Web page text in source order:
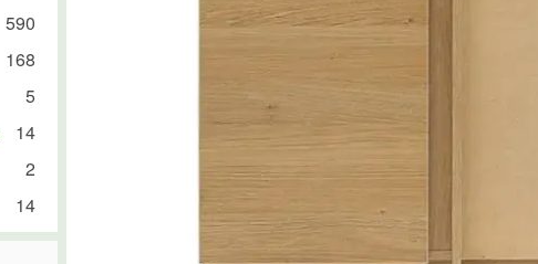
590
168
5
14
2
14